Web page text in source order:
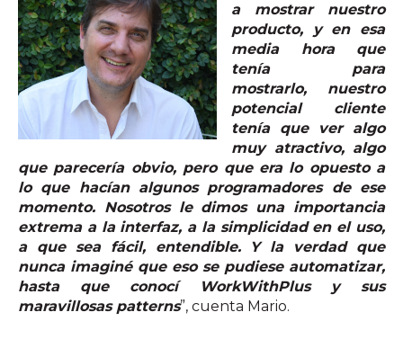
a mostrar nuestro
producto, y en esa
media hora que
tenía para
mostrarlo, nuestro
potencial cliente
tenía que ver algo
muy atractivo, algo
que parecería obvio, pero que era lo opuesto a
lo que hacían algunos programadores de ese
momento. Nosotros le dimos una importancia
extrema a la interfaz, a la simplicidad en el uso,
a que sea fácil, entendible. Y la verdad que
nunca imaginé que eso se pudiese automatizar,
hasta que conocí WorkWithPlus y sus
maravillosas patterns”, cuenta Mario.